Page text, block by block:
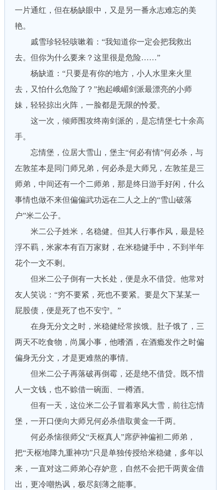
一片通红，但在杨缺眼中，又是另一番永志难忘的美
艳。
戚雪珍轻轻咳嗽着：“我知道你一定会把我救出
去。但你为什么要来？这里很是危险……”
杨缺道：“只要是有你的地方，小人水里来火里
去，又怕什么危险了？”抱起峨嵋剑派最漂亮的小师
妹，轻轻掠出火阵，一脸都是无限的怜爱。
这一次，倾师围攻终南剑派的，是忘情堡七十余高
手。
忘情堡，位居大雪山，堡主“何必有情”何必杀，与
左敦笙本是同门师兄弟，何必杀是大师兄，左敦笙是三
师弟，中间还有一个二师弟，那是终日游手好闲，什么
事情也做不来但偏偏武功远在二人之上的“雪山破落
户”米二公子。
米二公子姓米，名稳健。但其人行事作风，最是轻
浮不羁，米家本有百万家财，在米稳健手中，不到半年
花个一文不剩。
但米二公子倒有一大长处，便是永不借贷。他常对
友人笑说：“穷不要紧，死也不要紧。要是欠下某某一
屁股债，便是死了也不安宁。”
在身无分文之时，米稳健经常挨饿。肚子饿了，三
两天不吃食物，尚属小事，他嗜酒，在酒瘾发作之时偏
偏身无分文，才是更难熬的事情。
但米二公子再落破再倒霉，还是绝不借贷。既不惜
人一文钱，也不赊借一碗面、一樽酒。
但有一天，这位米二公子冒着寒风大雪，前往忘情
堡，一开口便向大师兄何必杀借取黄金一千两。
何必杀恼很师父“天枢真人”席萨神偏袒二师弟，
把“天枢地降九重神功”只是单独传授给米稳健，多年以
来，一直对这二师弟心存妒意，自然不会把千两黄金借
出，更冷嘲热讽，极尽刻薄之能事。